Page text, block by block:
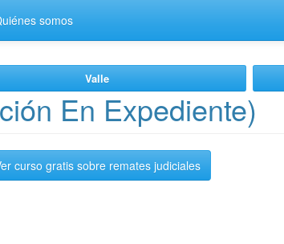
somos
Valle
En Expediente)
curso gratis sobre remates judiciales